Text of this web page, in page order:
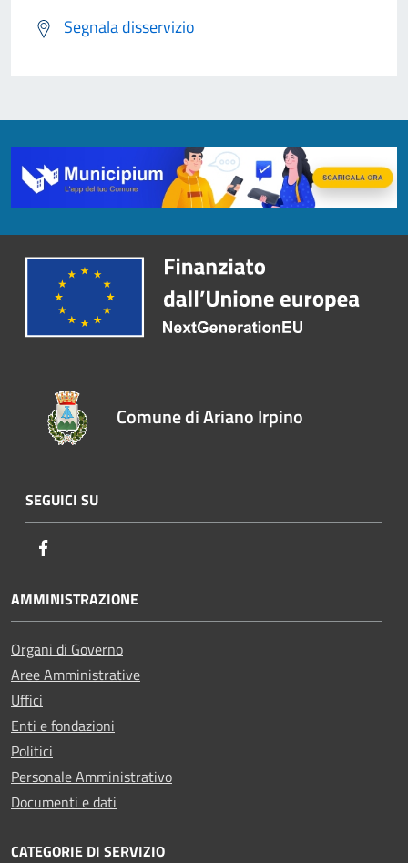
Segnala disservizio
Comune di Ariano Irpino
SEGUICI SU
AMMINISTRAZIONE
Organi di Governo
Aree Amministrative
Uffici
Enti e fondazioni
Politici
Personale Amministrativo
Documenti e dati
CATEGORIE DI SERVIZIO